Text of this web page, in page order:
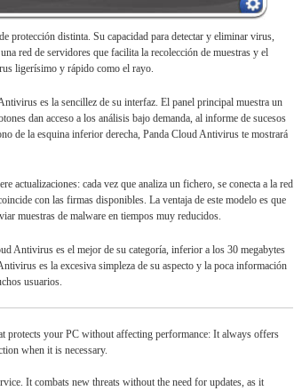
protección distinta. Su capacidad para detectar y eliminar virus,
red de servidores que facilita la recolección de muestras y el
ligerísimo y rápido como el rayo.
es la sencillez de su interfaz. El panel principal muestra un
dan acceso a los análisis bajo demanda, al informe de sucesos
de la esquina inferior derecha, Panda Cloud Antivirus te mostrará
actualizaciones: cada vez que analiza un fichero, se conecta a la red
con las firmas disponibles. La ventaja de este modelo es que
muestras de malware en tiempos muy reducidos.
Antivirus es el mejor de su categoría, inferior a los 30 megabytes
es la excesiva simpleza de su aspecto y la poca información
usuarios.
protects your PC without affecting performance: It always offers
when it is necessary.
It combats new threats without the need for updates, as it